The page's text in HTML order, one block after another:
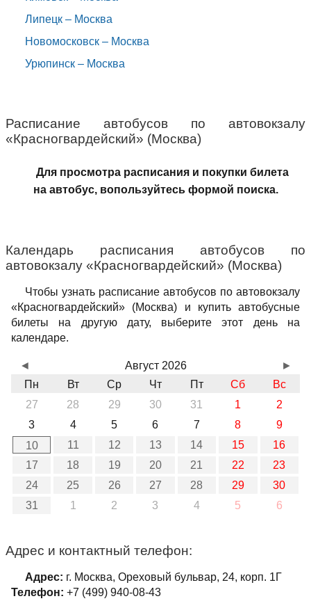
Липецк – Москва
Новомосковск – Москва
Урюпинск – Москва
Расписание автобусов по автовокзалу
«Красногвардейский» (Москва)
Для просмотра расписания и покупки билета
на автобус, вопользуйтесь формой поиска.
Календарь расписания автобусов по
автовокзалу «Красногвардейский» (Москва)
Чтобы узнать расписание автобусов по автовокзалу
«Красногвардейский» (Москва) и купить автобусные
билеты на другую дату, выберите этот день на
календаре.
Август 2026
Пн
Вт Ср Чт Пт Сб
Вс
27
28 29 30 31 1
2
3
4 5 6 7 8
9
10
11 12 13 14 15
16
17
18 19 20 21 22
23
24
25 26 27 28 29
30
31
1 2 3 4 5 6
◄ ►
Адрес и контактный телефон:
Адрес: г. Москва, Ореховый бульвар, 24, корп. 1Г
Телефон: +7 (499) 940-08-43